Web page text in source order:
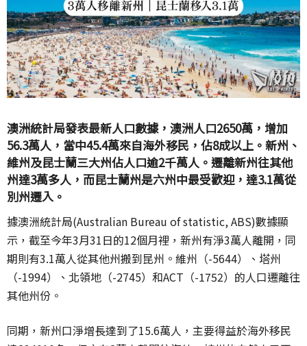
澳洲統計局發表最新人口數據，澳洲人口2650萬，增加
56.3萬人，當中45.4萬來自海外移民，佔8成以上。新州、
維州及昆士蘭三大州佔人口逾2千萬人。遷離新州往其他
州達3萬多人，而昆士蘭州是六州中最受歡迎，達3.1萬從
別州遷入。
據澳洲統計局(Australian Bureau of statistic, ABS)數據顯
示，截至今年3月31日的12個月裡，新州有淨3萬人離開，同
期則有3.1萬人從其他州搬到昆州。維州（-5644）、塔州
（-1994）、北領地（-2745）和ACT（-1752）的人口遷離往
其他州份。
同期，新州口淨增長達到了15.6萬人，主要得益於海外移民